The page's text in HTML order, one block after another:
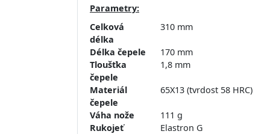
Parametry:
Celková
délka
310 mm
Délka čepele
170 mm
Tloušťka
čepele
1,8 mm
Materiál
čepele
65X13 (tvrdost 58 HRC)
Váha nože
111 g
Rukojeť
Elastron G